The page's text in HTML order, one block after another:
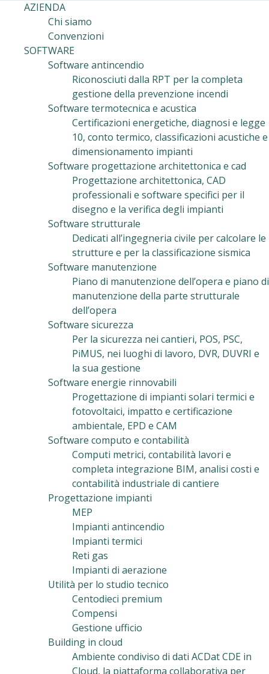
AZIENDA
Chi siamo
Convenzioni
SOFTWARE
Software antincendio
Riconosciuti dalla RPT per la completa
gestione della prevenzione incendi
Software termotecnica e acustica
Certificazioni energetiche, diagnosi e legge
10, conto termico, classificazioni acustiche e
dimensionamento impianti
Software progettazione architettonica e cad
Progettazione architettonica, CAD
professionali e software specifici per il
disegno e la verifica degli impianti
Software strutturale
Dedicati all’ingegneria civile per calcolare le
strutture e per la classificazione sismica
Software manutenzione
Piano di manutenzione dell’opera e piano di
manutenzione della parte strutturale
dell’opera
Software sicurezza
Per la sicurezza nei cantieri, POS, PSC,
PiMUS, nei luoghi di lavoro, DVR, DUVRI e
la sua gestione
Software energie rinnovabili
Progettazione di impianti solari termici e
fotovoltaici, impatto e certificazione
ambientale, EPD e CAM
Software computo e contabilità
Computi metrici, contabilità lavori e
completa integrazione BIM, analisi costi e
contabilità industriale di cantiere
Progettazione impianti
MEP
Impianti antincendio
Impianti termici
Reti gas
Impianti di aerazione
Utilità per lo studio tecnico
Centodieci premium
Compensi
Gestione ufficio
Building in cloud
Ambiente condiviso di dati ACDat CDE in
Cloud, la piattaforma collaborativa per